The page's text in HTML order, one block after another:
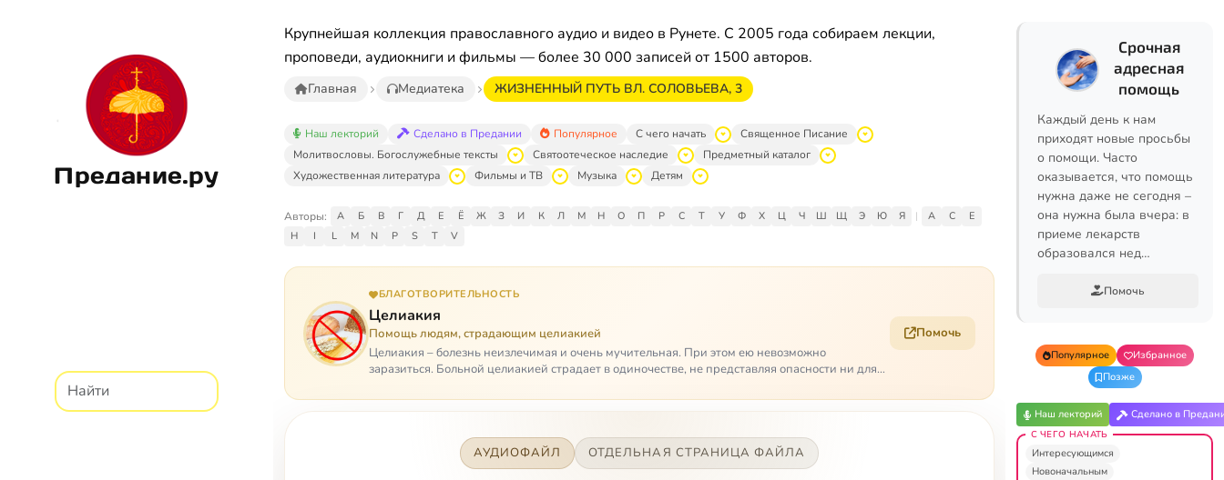
Предание.ру
Крупнейшая коллекция православного аудио и видео в Рунете. С 2005 года собираем лекции,
проповеди, аудиокниги и фильмы — более 30 000 записей от 1500 авторов.
Главная Медиатека ЖИЗНЕННЫЙ ПУТЬ ВЛ. СОЛОВЬЕВА, 3
Наш лекторий Сделано в Предании Популярное С чего начать
Священное Писание
Молитвословы. Богослужебные тексты
Святоотеческое наследие
Предметный каталог
Художественная литература
Фильмы и ТВ Музыка Детям
Авторы: А Б В Г Д Е Ё Ж З И К Л М Н О П Р С Т У Ф Х Ц Ч Ш Щ Э Ю Я | A C
E
H
I L M N P S T V
БЛАГОТВОРИТЕЛЬНОСТЬ
Целиакия
Помощь людям, страдающим целиакией
Целиакия – болезнь неизлечимая и очень мучительная. При этом ею невозможно
заразиться. Больной целиакией страдает в одиночестве, не представляя опасности ни для
Помочь
АУДИОФАЙЛ ОТДЕЛЬНАЯ СТРАНИЦА ФАЙЛА
Срочная
адресная
помощь
Каждый день к нам
приходят новые просьбы
о помощи. Часто
оказывается, что помощь
нужна даже не сегодня –
она нужна была вчера: в
приеме лекарств
образовался нед…
Помочь
Популярное
Избранное
Позже
Наш лекторий Сделано в
С ЧЕГО НАЧАТЬ
Интересующимся
Новоначальным